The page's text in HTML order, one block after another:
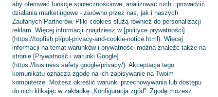
Chcę zwrócić produkt
Chcę wymienić towar
Kontakt
Konto
aby oferować funkcje społecznościowe, analizować ruch i prowadzić
działania marketingowe - zarówno przez nas, jak i naszych
Zaufanych Partnerów. Pliki cookies służą również do personalizacji
reklam. Więcej informacji znajdziesz w [polityce prywatności]
(https://topfish.pl/pol-privacy-and-cookie-notice.html). Więcej
informacji na temat warunków i prywatności można znaleźć także na
stronie [Prywatność i warunki Google]
(https://business.safety.google/privacy/). Akceptacja tego
komunikatu oznacza zgodę na ich zapisywanie na Twoim
komputerze. Możesz określić warunki przechowywania lub dostępu
do nich klikając w zakładkę „Konfiguracja zgód”. Zgodę możesz